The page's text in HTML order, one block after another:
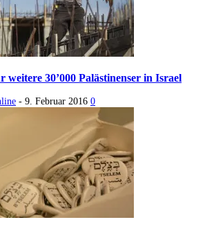
30’000 Palästinenser in Israel
- 9. Februar 2016 0